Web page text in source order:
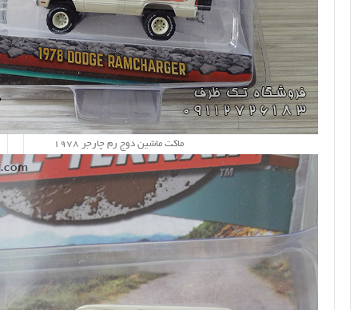
ماکت ماشین دوج رم چارجر 1978